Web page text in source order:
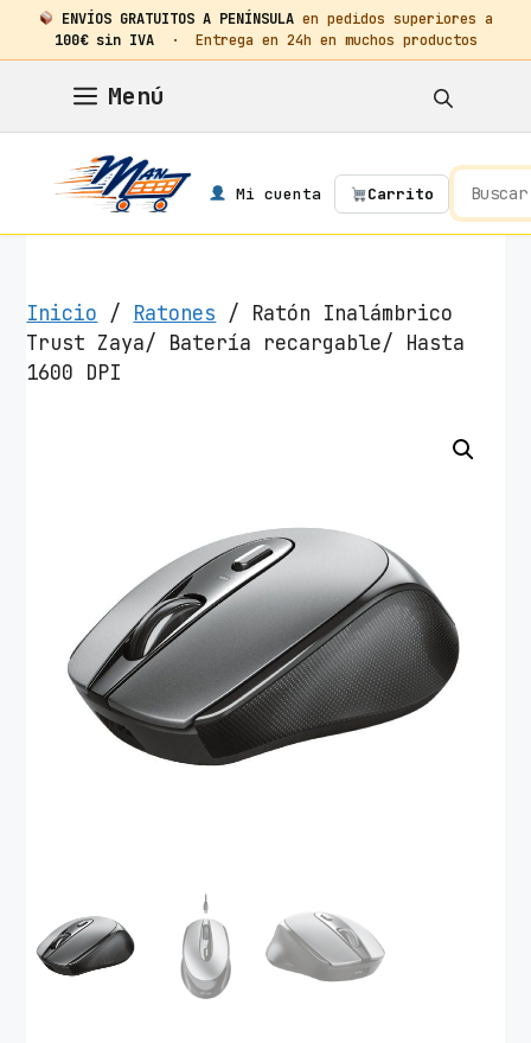
ENVÍOS GRATUITOS A PENÍNSULA en pedidos superiores a
100€ sin IVA· Entrega en 24h en muchos productos
contenido
Menú
Mi cuenta Carrito
Inicio / Ratones / Ratón Inalámbrico
Trust Zaya/ Batería recargable/ Hasta
1600 DPI